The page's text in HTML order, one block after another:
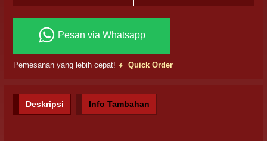
Pesan via Whatsapp
Pemesanan yang lebih cepat! Quick Order
Deskripsi Info Tambahan